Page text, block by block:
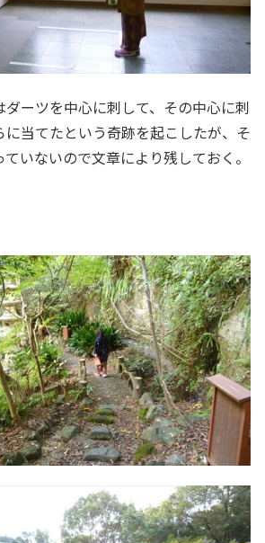
ダーツを中心に刺して、その中心に刺
に当てたという奇跡を起こしたが、そ
いないので文章により残しておく。